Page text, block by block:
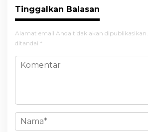
Tinggalkan Balasan
Alamat email Anda tidak akan dipublikasikan.
ditandai *